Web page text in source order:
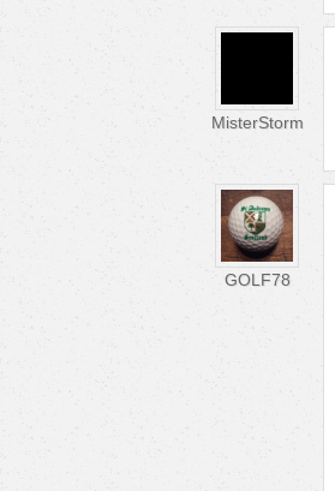
MisterStorm
GOLF78